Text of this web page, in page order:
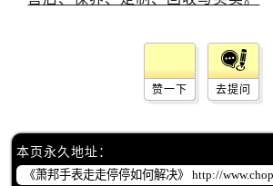
赞一下 去提问
本页永久地址：